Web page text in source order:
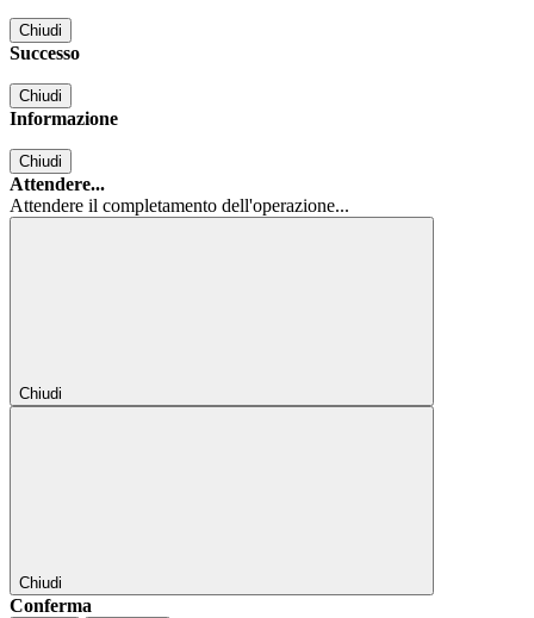
Chiudi
Successo
Chiudi
Informazione
Chiudi
Attendere...
Attendere il completamento dell'operazione...
Chiudi
Chiudi
Conferma